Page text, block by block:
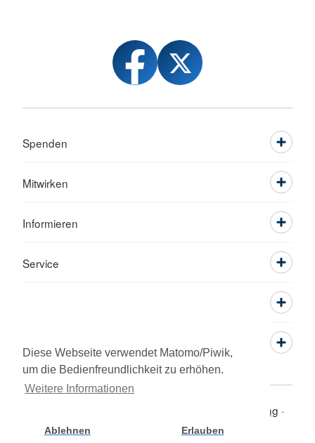
Diese Webseite verwendet Matomo/Piwik,
um die Bedienfreundlichkeit zu erhöhen.
Weitere Informationen
Ablehnen Erlauben
Spenden
Mitwirken
Informieren
Service
AGB-Kursbuchung
Impressum © 2026 Kreisverband Mosbach e.V.